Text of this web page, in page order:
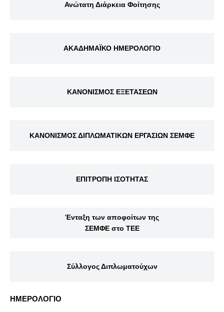
Ανώτατη Διάρκεια Φοίτησης
ΑΚΑΔΗΜΑΪΚΟ ΗΜΕΡΟΛΟΓΙΟ
ΚΑΝΟΝΙΣΜΟΣ ΕΞΕΤΑΣΕΩΝ
ΚΑΝΟΝΙΣΜΟΣ ΔΙΠΛΩΜΑΤΙΚΩΝ ΕΡΓΑΣΙΩΝ ΣΕΜΦΕ
ΕΠΙΤΡΟΠΗ ΙΣΟΤΗΤΑΣ
Ένταξη των αποφοίτων της
ΣΕΜΦΕ στο ΤΕΕ
Σύλλογος Διπλωματούχων
ΗΜΕΡΟΛΟΓΙΟ